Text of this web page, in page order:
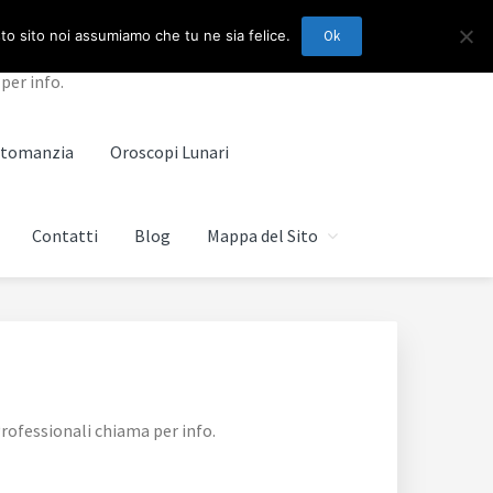
info.
Oroscopi Lunari
Contatti Blog Mappa del Sito
chiama per info.
sito noi assumiamo che tu ne sia felice. Ok